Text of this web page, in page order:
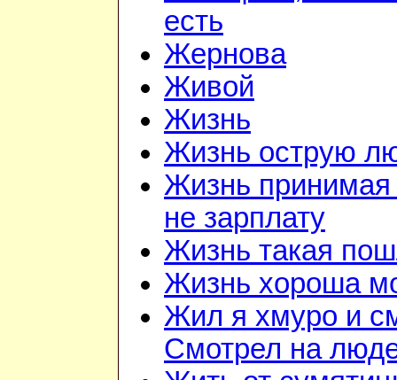
есть
Жернова
Живой
Жизнь
Жизнь острую
Жизнь
не зарплату
Жизнь такая
Жизнь хороша
Жил я хмуро и
Смотрел на